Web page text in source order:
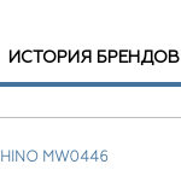
ИСТОРИЯ БРЕНДОВ
MW0446